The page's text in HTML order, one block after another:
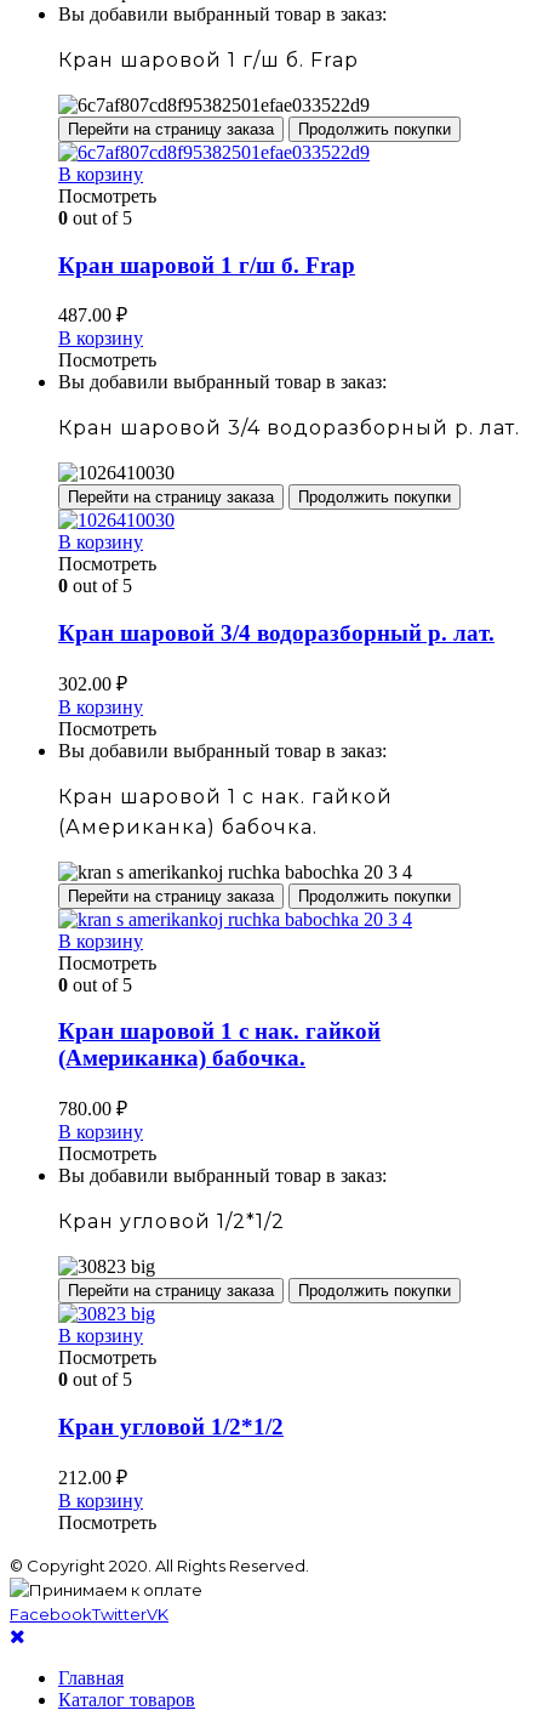
Вы добавили выбранный товар в заказ:
Кран шаровой 1 г/ш б. Frap
Перейти на страницу заказа Продолжить покупки
В корзину
Посмотреть
0 out of 5
Кран шаровой 1 г/ш б. Frap
487.00 ₽
В корзину
Посмотреть
Вы добавили выбранный товар в заказ:
Кран шаровой 3/4 водоразборный р. лат.
Перейти на страницу заказа Продолжить покупки
В корзину
Посмотреть
0 out of 5
Кран шаровой 3/4 водоразборный р. лат.
302.00 ₽
В корзину
Посмотреть
Вы добавили выбранный товар в заказ:
Кран шаровой 1 с нак. гайкой
(Американка) бабочка.
Перейти на страницу заказа Продолжить покупки
В корзину
Посмотреть
0 out of 5
Кран шаровой 1 с нак. гайкой
(Американка) бабочка.
780.00 ₽
В корзину
Посмотреть
Вы добавили выбранный товар в заказ:
Кран угловой 1/2*1/2
Перейти на страницу заказа Продолжить покупки
В корзину
Посмотреть
0 out of 5
Кран угловой 1/2*1/2
212.00 ₽
В корзину
Посмотреть
© Copyright 2020. All Rights Reserved.
FacebookTwitterVK
Главная
Каталог товаров